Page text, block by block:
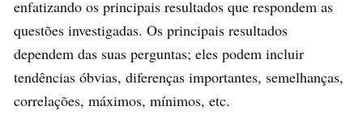
enfatizando os principais resultados que respondem as
questões investigadas. Os principais resultados
dependem das suas perguntas; eles podem incluir
tendências óbvias, diferenças importantes, semelhanças,
correlações, máximos, mínimos, etc.